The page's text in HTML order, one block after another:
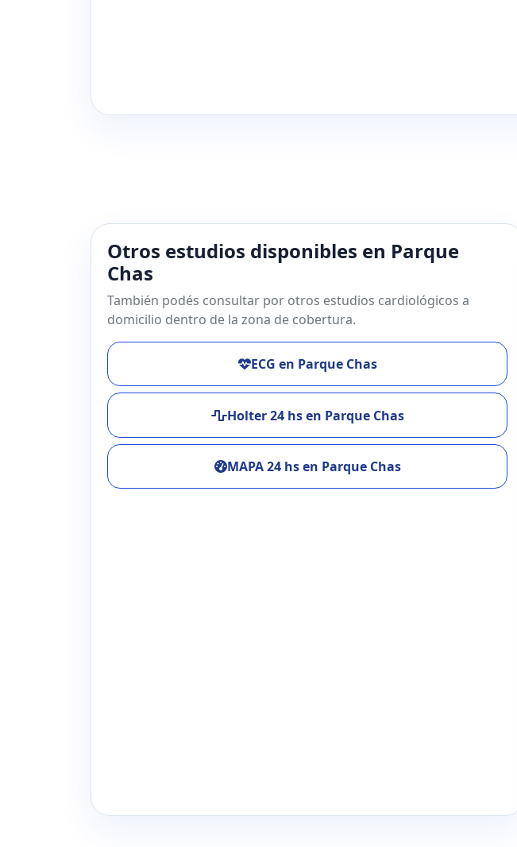
Otros estudios disponibles en Parque
Chas
También podés consultar por otros estudios cardiológicos a
domicilio dentro de la zona de cobertura.
ECG en Parque Chas
Holter 24 hs en Parque Chas
MAPA 24 hs en Parque Chas